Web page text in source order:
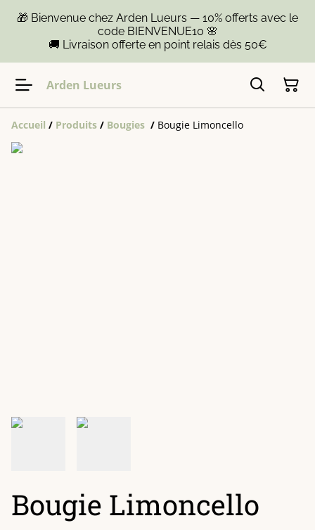
🎁 Bienvenue chez Arden Lueurs — 10% offerts avec le
code BIENVENUE10 🌸
🚚 Livraison offerte en point relais dès 50€
Arden Lueurs
Accueil / Produits / Bougies / Bougie Limoncello
Bougie Limoncello